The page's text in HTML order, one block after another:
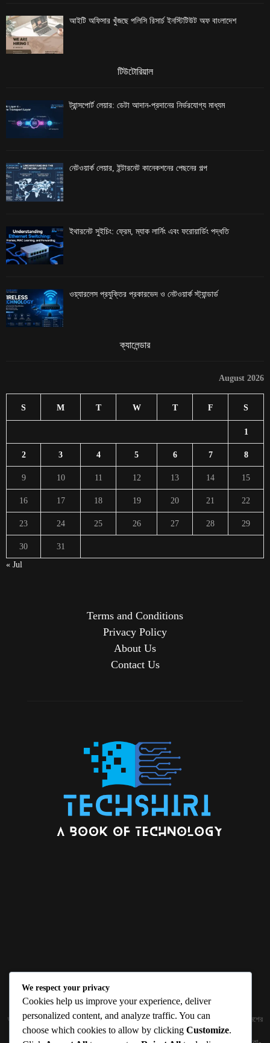
আইটি অফিসার খুঁজছে পলিসি রিসার্চ ইনস্টিটিউট অফ বাংলাদেশ
টিউটোরিয়াল
ট্রান্সপোর্ট লেয়ার: ডেটা আদান-প্রদানের নির্ভরযোগ্য মাধ্যম
নেটওয়ার্ক লেয়ার, ইন্টারনেট কানেকশনের পেছনের গল্প
ইথারনেট সুইচিং: ফ্রেম, ম্যাক লার্নিং এবং ফরোয়ার্ডিং পদ্ধতি
ওয়্যারলেস প্রযুক্তির প্রকারভেদ ও নেটওয়ার্ক স্ট্যান্ডার্ড
ক্যালেন্ডার
August 2026
S M T W T F S
1
2 3 4 5 6 7 8
9 10 11 12 13 14 15
16 17 18 19 20 21 22
23 24 25 26 27 28 29
30
31
« Jul
Terms and Conditions
Privacy Policy
About Us
Contact Us
ABOUT US
জ্ঞান বিজ্ঞানের উৎকর্ষ আমাদের প্রভাবিত করে। আলোকিত করে। সেই আলো কে ধারণ কর দেশ ও বিদেশের
তথ্যপ্রযুক্তির অতিসাম্প্রতিক খবরাখবর পাঠকের হাতের মুঠোয় দিতে চায় টেকসিঁড়ি ডট কম।
We respect your privacy
Cookies help us improve your experience, deliver
personalized content, and analyze traffic. You can
choose which cookies to allow by clicking Customize.